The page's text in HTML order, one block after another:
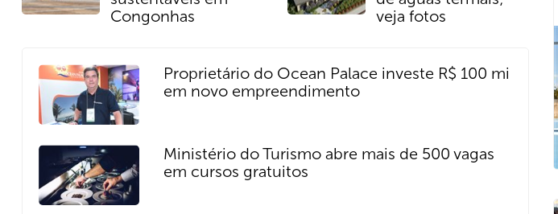
Congonhas
veja fotos
Proprietário do Ocean Palace investe R$ 100 mi
em novo empreendimento
Ministério do Turismo abre mais de 500 vagas
em cursos gratuitos